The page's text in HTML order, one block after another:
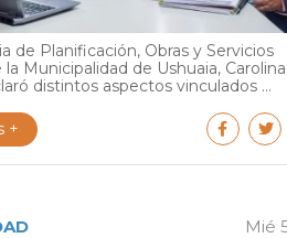
de Planificación, Obras y Servicios
la Municipalidad de Ushuaia, Carolina
distintos aspectos vinculados ...
+
Mié